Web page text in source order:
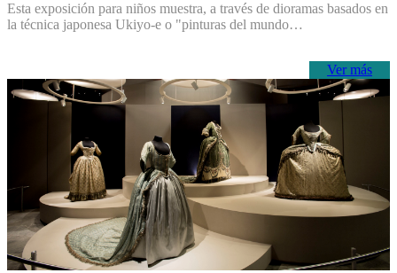
Esta exposición para niños muestra, a través de dioramas basados en
la técnica japonesa Ukiyo-e o "pinturas del mundo…
Ver más